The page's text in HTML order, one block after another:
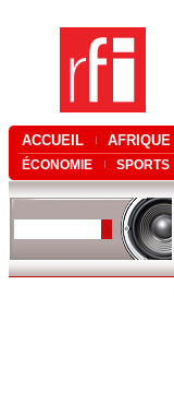
ACCUEIL AFRIQUE
ÉCONOMIE SPORTS